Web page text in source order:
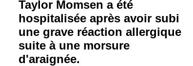
Taylor Momsen a été
hospitalisée après avoir subi
une grave réaction allergique
suite à une morsure
d'araignée.